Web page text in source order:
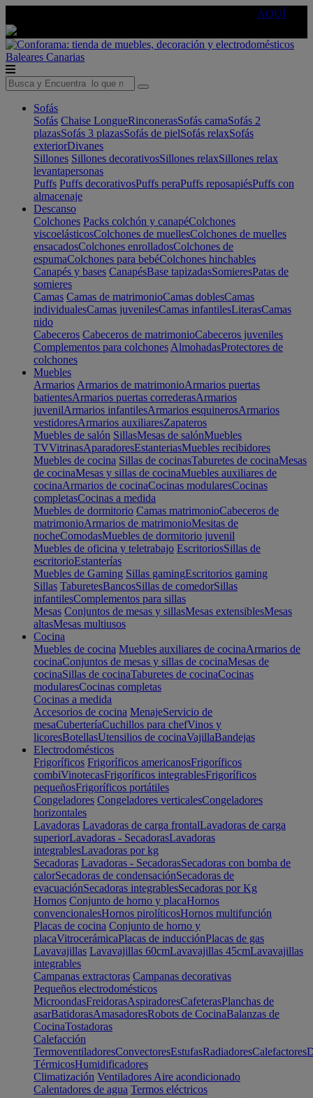
AQUÍ
Baleares Canarias
Sofás
Sofás Chaise LongueRinconerasSofás camaSofás 2
plazasSofás 3 plazasSofás de pielSofás relaxSofás
exteriorDivanes
Sillones Sillones decorativosSillones relaxSillones relax
levantapersonas
Puffs Puffs decorativosPuffs peraPuffs reposapiésPuffs con
almacenaje
Descanso
Colchones Packs colchón y canapéColchones
viscoelásticosColchones de muellesColchones de muelles
ensacadosColchones enrolladosColchones de
espumaColchones para bebéColchones hinchables
Canapés y bases CanapésBase tapizadasSomieresPatas de
somieres
Camas Camas de matrimonioCamas doblesCamas
individualesCamas juvenilesCamas infantilesLiterasCamas
nido
Cabeceros Cabeceros de matrimonioCabeceros juveniles
Complementos para colchones AlmohadasProtectores de
colchones
Muebles
Armarios Armarios de matrimonioArmarios puertas
batientesArmarios puertas correderasArmarios
juvenilArmarios infantilesArmarios esquinerosArmarios
vestidoresArmarios auxiliaresZapateros
Muebles de salón SillasMesas de salónMuebles
TVVitrinasAparadoresEstanteriasMuebles recibidores
Muebles de cocina Sillas de cocinasTaburetes de cocinaMesas
de cocinaMesas y sillas de cocinaMuebles auxiliares de
cocinaArmarios de cocinaCocinas modularesCocinas
completasCocinas a medida
Muebles de dormitorio Camas matrimonioCabeceros de
matrimonioArmarios de matrimonioMesitas de
nocheComodasMuebles de dormitorio juvenil
Muebles de oficina y teletrabajo EscritoriosSillas de
escritorioEstanterías
Muebles de Gaming Sillas gamingEscritorios gaming
Sillas TaburetesBancosSillas de comedorSillas
infantilesComplementos para sillas
Mesas Conjuntos de mesas y sillasMesas extensiblesMesas
altasMesas multiusos
Cocina
Muebles de cocina Muebles auxiliares de cocinaArmarios de
cocinaConjuntos de mesas y sillas de cocinaMesas de
cocinaSillas de cocinaTaburetes de cocinaCocinas
modularesCocinas completas
Cocinas a medida
Accesorios de cocina MenajeServicio de
mesaCuberteríaCuchillos para chefVinos y
licoresBotellasUtensilios de cocinaVajillaBandejas
Electrodomésticos
Frigoríficos Frigoríficos americanosFrigoríficos
combiVinotecasFrigoríficos integrablesFrigoríficos
pequeñosFrigoríficos portátiles
Congeladores Congeladores verticalesCongeladores
horizontales
Lavadoras Lavadoras de carga frontalLavadoras de carga
superiorLavadoras - SecadorasLavadoras
integrablesLavadoras por kg
Secadoras Lavadoras - SecadorasSecadoras con bomba de
calorSecadoras de condensaciónSecadoras de
evacuaciónSecadoras integrablesSecadoras por Kg
Hornos Conjunto de horno y placaHornos
convencionalesHornos pirolíticosHornos multifunción
Placas de cocina Conjunto de horno y
placaVitrocerámicaPlacas de inducciónPlacas de gas
Lavavajillas Lavavajillas 60cmLavavajillas 45cmLavavajillas
integrables
Campanas extractoras Campanas decorativas
Pequeños electrodomésticos
MicroondasFreidorasAspiradoresCafeterasPlanchas de
asarBatidorasAmasadoresRobots de CocinaBalanzas de
CocinaTostadoras
Calefacción
TermoventiladoresConvectoresEstufasRadiadoresCalefactores
TérmicosHumidificadores
Climatización Ventiladores Aire acondicionado
Calentadores de agua Termos eléctricos